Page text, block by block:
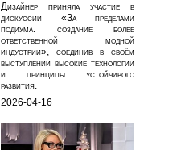
Дизайнер приняла участие в
дискуссии «За пределами
подиума: создание более
ответственной модной
индустрии», соединив в своём
выступлении высокие технологии
и принципы устойчивого
развития.
2026-04-16